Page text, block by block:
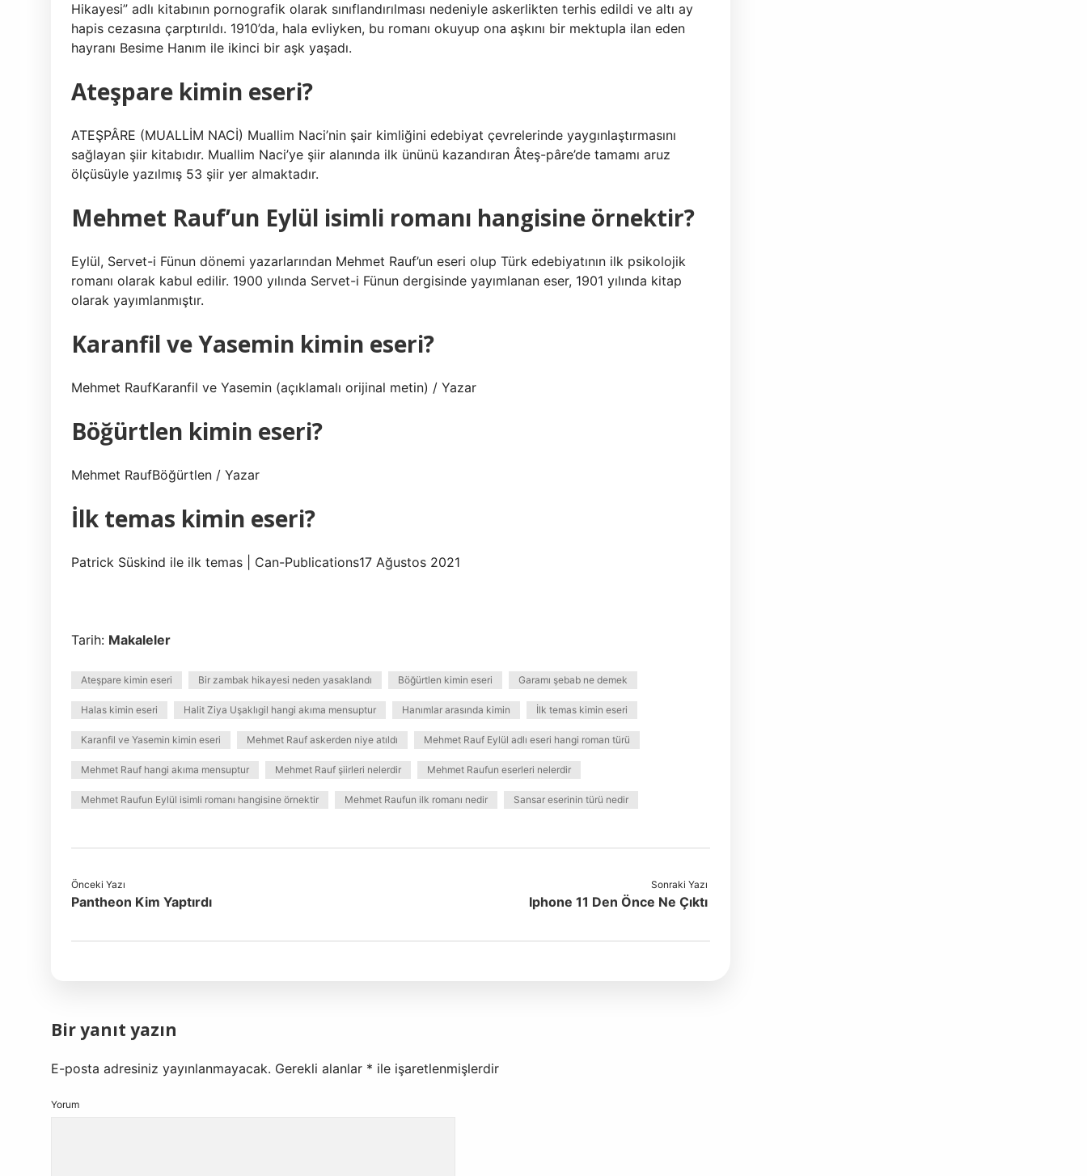
Hikayesi” adlı kitabının pornografik olarak sınıflandırılması nedeniyle askerlikten terhis edildi ve altı ay
hapis cezasına çarptırıldı. 1910’da, hala evliyken, bu romanı okuyup ona aşkını bir mektupla ilan eden
hayranı Besime Hanım ile ikinci bir aşk yaşadı.
Ateşpare kimin eseri?
ATEŞPÂRE (MUALLİM NACİ) Muallim Naci’nin şair kimliğini edebiyat çevrelerinde yaygınlaştırmasını
sağlayan şiir kitabıdır. Muallim Naci’ye şiir alanında ilk ününü kazandıran Âteş-pâre’de tamamı aruz
ölçüsüyle yazılmış 53 şiir yer almaktadır.
Mehmet Rauf’un Eylül isimli romanı hangisine örnektir?
Eylül, Servet-i Fünun dönemi yazarlarından Mehmet Rauf’un eseri olup Türk edebiyatının ilk psikolojik
romanı olarak kabul edilir. 1900 yılında Servet-i Fünun dergisinde yayımlanan eser, 1901 yılında kitap
olarak yayımlanmıştır.
Karanfil ve Yasemin kimin eseri?
Mehmet RaufKaranfil ve Yasemin (açıklamalı orijinal metin) / Yazar
Böğürtlen kimin eseri?
Mehmet RaufBöğürtlen / Yazar
İlk temas kimin eseri?
Patrick Süskind ile ilk temas | Can-Publications17 Ağustos 2021
Tarih: Makaleler
Ateşpare kimin eseri Bir zambak hikayesi neden yasaklandı Böğürtlen kimin eseri Garamı şebab ne demek
Halas kimin eseri Halit Ziya Uşaklıgil hangi akıma mensuptur Hanımlar arasında kimin İlk temas kimin eseri
Karanfil ve Yasemin kimin eseri Mehmet Rauf askerden niye atıldı Mehmet Rauf Eylül adlı eseri hangi roman türü
Mehmet Rauf hangi akıma mensuptur Mehmet Rauf şiirleri nelerdir Mehmet Raufun eserleri nelerdir
Mehmet Raufun Eylül isimli romanı hangisine örnektir Mehmet Raufun ilk romanı nedir Sansar eserinin türü nedir
Önceki Yazı
Pantheon Kim Yaptırdı
Sonraki Yazı
Iphone 11 Den Önce Ne Çıktı
Bir yanıt yazın
E-posta adresiniz yayınlanmayacak. Gerekli alanlar * ile işaretlenmişlerdir
Yorum